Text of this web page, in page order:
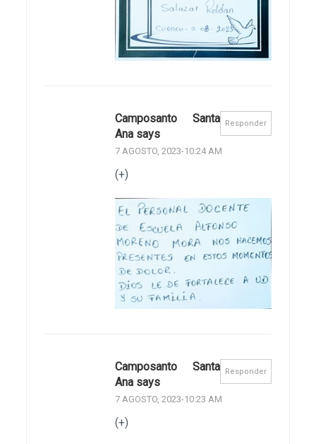
Responder
Camposanto Santa
Ana says
7 AGOSTO, 2023-10:24 AM
(+)
Responder
Camposanto Santa
Ana says
7 AGOSTO, 2023-10:23 AM
(+)